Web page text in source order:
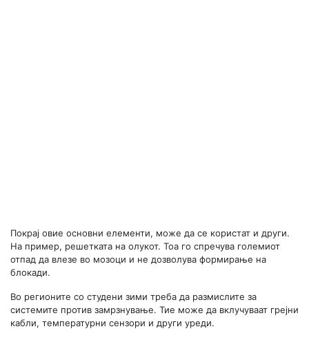
Покрај овие основни елементи, може да се користат и други.
На пример, решетката на олукот. Тоа го спречува големиот
отпад да влезе во мозоци и не дозволува формирање на
блокади.
Во регионите со студени зими треба да размислите за
системите против замрзнување. Тие може да вклучуваат грејни
кабли, температурни сензори и други уреди.